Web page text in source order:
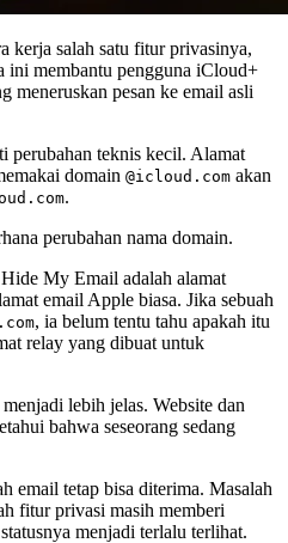
kerja salah satu fitur privasinya,
membantu pengguna iCloud+
meneruskan pesan ke email asli
perubahan teknis kecil. Alamat
domain @icloud.com akan
.
perubahan nama domain.
My Email adalah alamat
email Apple biasa. Jika sebuah
, ia belum tentu tahu apakah itu
relay yang dibuat untuk
lebih jelas. Website dan
bahwa seseorang sedang
email tetap bisa diterima. Masalah
fitur privasi masih memberi
menjadi terlalu terlihat.